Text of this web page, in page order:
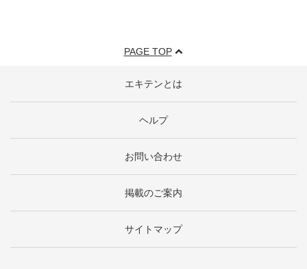
PAGE TOP
エキテンとは
ヘルプ
お問い合わせ
掲載のご案内
サイトマップ